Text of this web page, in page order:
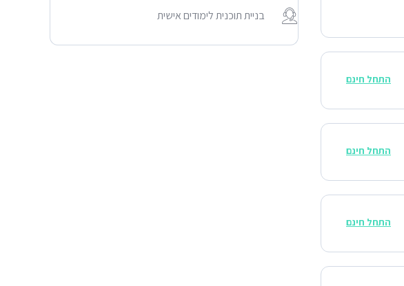
התחל חינם
התחל חינם
התחל חינם
בניית תוכנית לימודים אישית